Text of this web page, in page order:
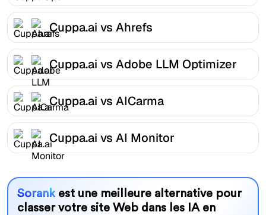
Cuppa.ai vs Ahrefs
Cuppa.ai vs Adobe LLM Optimizer
Cuppa.ai vs AICarma
Cuppa.ai vs AI Monitor
Sorankest une meilleure alternative pour
classer votre site Web dans les IA en